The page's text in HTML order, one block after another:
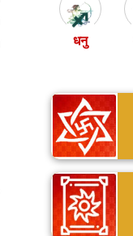
धनु